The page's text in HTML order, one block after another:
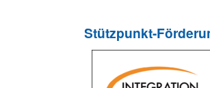
Stützpunkt-